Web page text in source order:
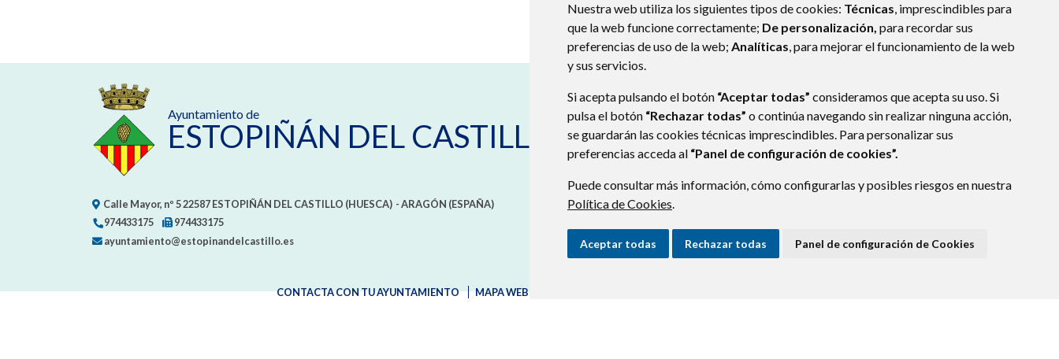
Nuestra web utiliza los siguientes tipos de cookies: Técnicas, imprescindibles para
que la web funcione correctamente; De personalización, para recordar sus
preferencias de uso de la web; Analíticas, para mejorar el funcionamiento de la web
y sus servicios.
Si acepta pulsando el botón “Aceptar todas” consideramos que acepta su uso. Si
pulsa el botón “Rechazar todas” o continúa navegando sin realizar ninguna acción,
se guardarán las cookies técnicas imprescindibles. Para personalizar sus
preferencias acceda al “Panel de configuración de cookies”.
Puede consultar más información, cómo configurarlas y posibles riesgos en nuestra
Política de Cookies.
Aceptar todas Rechazar todas Panel de configuración de Cookies
Ayuntamiento de
ESTOPIÑÁN DEL CASTILLO
Calle Mayor, nº 522587ESTOPIÑÁN DEL CASTILLO (HUESCA) - ARAGÓN (ESPAÑA)
974433175
974433175
ayuntamiento@estopinandelcastillo.es
CONTACTA CON TU AYUNTAMIENTO MAPA WEB